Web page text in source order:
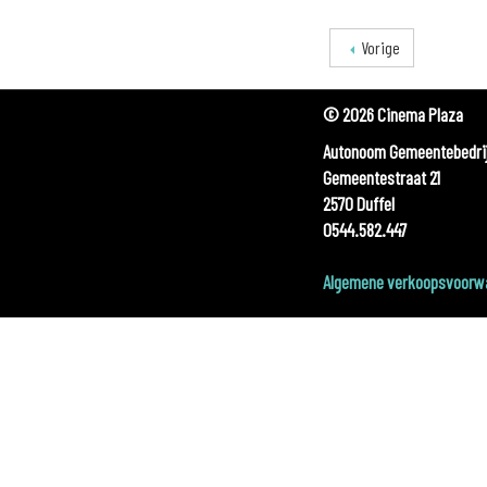
Vorige
© 2026 Cinema Plaza
Autonoom
Gemeentestraat 21
2570 Duffel
0544.582.447
Algemene